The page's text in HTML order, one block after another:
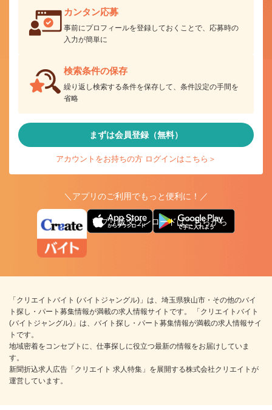
カンタン応募
事前にプロフィールを登録しておくことで、応募時の
入力が簡単に
検索条件の保存
繰り返し検索する条件を保存して、条件設定の手間を
省略
まずは会員登録（無料）
アカウントをお持ちの方 ログインはこちら＞
＼アプリのご利用でもっと便利に！／
アプリ版ダウンロードはこちらから
「クリエイトバイト (バイトジャングル)」は、埼玉県狭山市・その他のバイ
ト探し・パート募集情報が満載の求人情報サイトです。 「クリエイトバイト
(バイトジャングル)」は、バイト探し・パート募集情報が満載の求人情報サイ
トです。
地域密着をコンセプトに、仕事探しに役立つ最新の情報をお届けしていま
す。
新聞折込求人広告「クリエイト 求人特集」を展開する株式会社クリエイトが
運営しています。